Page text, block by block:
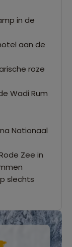
in de
aan de
roze
Wadi Rum
Nationaal
Zee in
slechts